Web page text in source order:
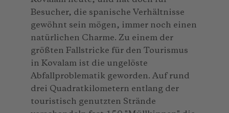
Besucher, die spanische Verhältnisse
gewöhnt sein mögen, immer noch einen
natürlichen Charme. Zu einem der
größten Fallstricke für den Tourismus
in Kovalam ist die ungelöste
Abfallproblematik geworden. Auf rund
drei Quadratkilometern entlang der
touristisch genutzten Strände